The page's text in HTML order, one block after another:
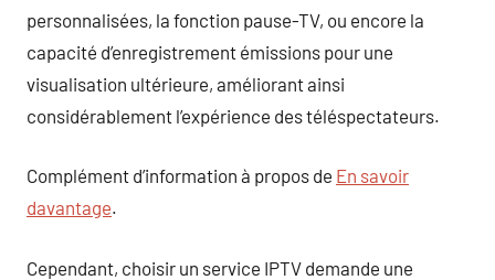
personnalisées, la fonction pause-TV, ou encore la
capacité d’enregistrement émissions pour une
visualisation ultérieure, améliorant ainsi
considérablement l’expérience des téléspectateurs.
Complément d’information à propos de En savoir
davantage.
Cependant, choisir un service IPTV demande une